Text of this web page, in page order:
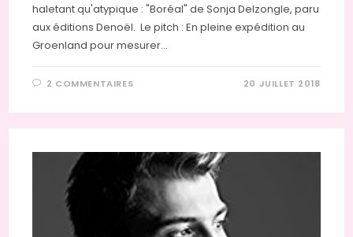
haletant qu'atypique : "Boréal" de Sonja Delzongle, paru
aux éditions Denoël. Le pitch : En pleine expédition au
Groenland pour mesurer…
2 COMMENTAIRES 20 JUILLET 2018